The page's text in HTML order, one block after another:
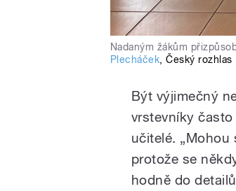
Nadaným žákům
Plecháček,Český rozhlas
Být výjimečný
vrstevníky
učitelé.
protože se
hodně do